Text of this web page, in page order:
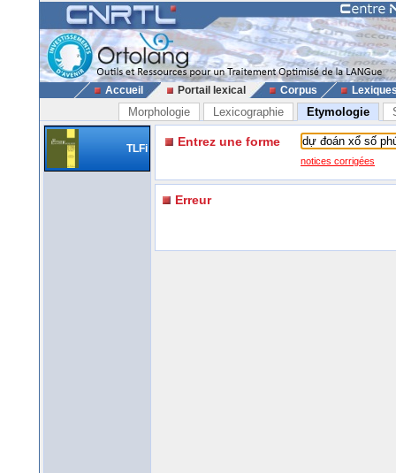
Accueil Portail lexical Corpus
Morphologie Lexicographie Etymologie
TLFi Entrez une forme
notices corrigées
Erreur